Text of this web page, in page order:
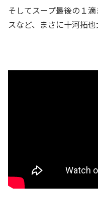
そしてスープ最後の１
スなど、まさに十河拓